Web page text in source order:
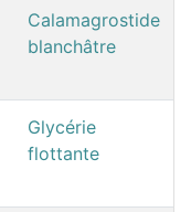
Calamagrostide
blanchâtre
Glycérie
flottante